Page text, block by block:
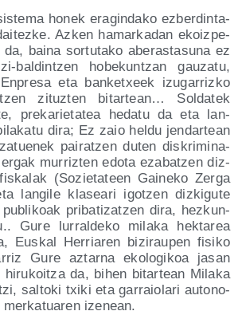
honek era­gin­da­ko ezber­din­ta­
Azken hamar­ka­dan ekoiz­pe­
bai­na sor­tu­ta­ko abe­ras­ta­su­na ez
bal­din­tzen hobe­kun­tzan gau­za­tu,
eta ban­ketxeek izu­ga­rriz­ko
zituz­ten bitar­tean… Sol­da­tek
pre­ka­rie­ta­tea heda­tu da eta lan-
dira; Ez zaio hel­du jen­dar­tean
pai­ratzen duten dis­kri­mi­na­
murriz­ten edo­ta eza­batzen diz­
(Sozie­ta­teen Gai­ne­ko Zer­ga
lan­gi­le kla­sea­ri igotzen diz­ki­gu­te
pri­ba­ti­zatzen dira, hez­kun­
Gure lurral­de­ko mila­ka hek­ta­rea
Eus­kal Herria­ren bizi­rau­pen fisi­ko
Gure aztar­na eko­lo­gi­koa jasan
hiru­koitza da, bihen bitar­tean Mila­ka
sal­to­ki txi­ki eta garraio­la­ri auto­no­
izenean.